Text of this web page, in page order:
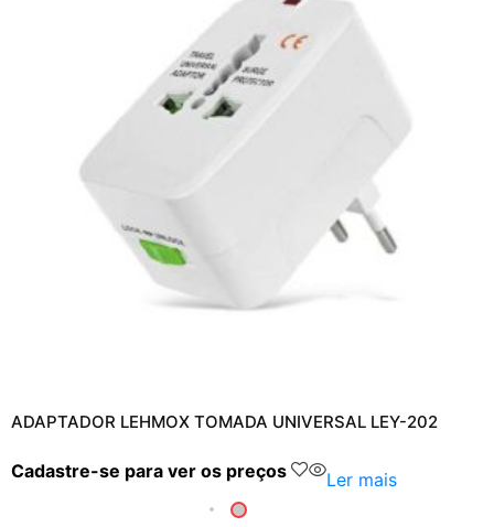
ADAPTADOR LEHMOX TOMADA UNIVERSAL LEY-202
Cadastre-se para ver os preços Ler mais